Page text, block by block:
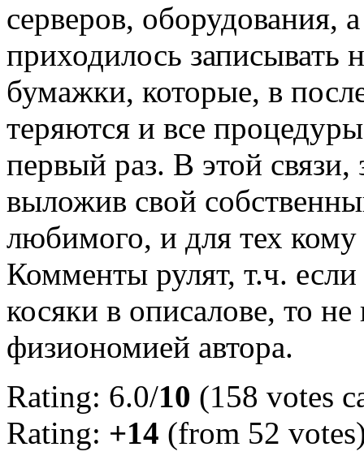
серверов, оборудования,
приходилось записывать
бумажки, которые, в
теряются и все
первый раз. В этой связи,
выложив свой
любимого, и для тех
Комменты рулят, т.ч. если
косяки в описалове, то не
физиономией автора.
Rating: 6.0/10 (158 votes
Rating: +14 (from 52